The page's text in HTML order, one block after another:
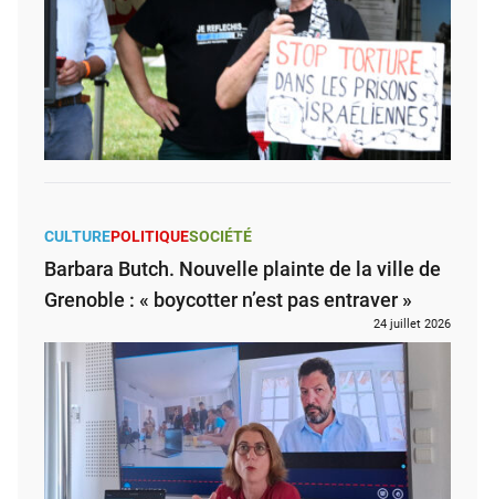
CULTUREPOLITIQUESOCIÉTÉ
Barbara Butch. Nouvelle plainte de la ville de
Grenoble : « boycotter n’est pas entraver »
24 juillet 2026